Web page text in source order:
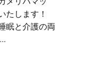
たします！
眠と介護の両